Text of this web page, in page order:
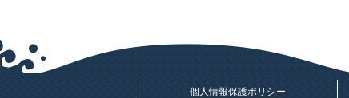
個人情報保護ポリシー